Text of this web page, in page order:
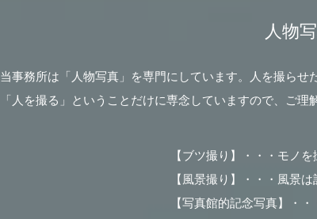
人物
当事務所は「人物写真」を専門にしています。人を撮らせ
「人を撮る」ということだけに専念していますので、ご理
【ブツ撮り】・・・モノ
【風景撮り】・・・風景
【写真館的記念写真】・